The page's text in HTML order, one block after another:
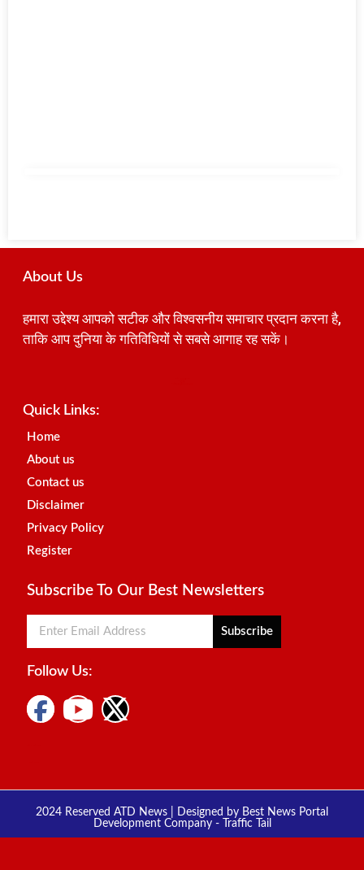
About Us
हमारा उद्देश्य आपको सटीक और विश्वसनीय समाचार प्रदान करना है,
ताकि आप दुनिया के गतिविधियों से सबसे आगाह रह सकें।
Quick Links:
Home
About us
Contact us
Disclaimer
Privacy Policy
Register
Subscribe To Our Best Newsletters
Subscribe
Follow Us:
2024 Reserved ATD News | Designed by Best News Portal
Development Company- Traffic Tail